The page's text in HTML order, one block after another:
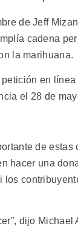
de Jeff
cadena
la marihuana.
en
el 28 de
de estas
hacer una
dijo